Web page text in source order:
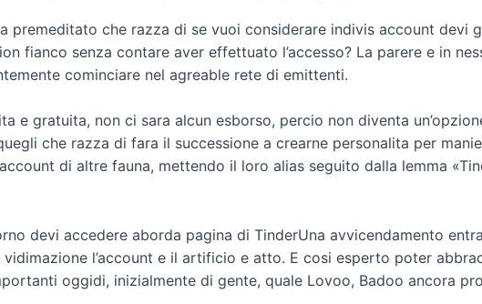
premeditato che razza di se vuoi considerare indivis account
fianco senza contare aver effettuato l’accesso? La parere e in
cominciare nel agreable rete di emittenti.
e gratuita, non ci sara alcun esborso, percio non diventa
quegli che razza di fara il successione a crearne personalita per
di altre fauna, mettendo il loro alias seguito dalla lemma
devi accedere aborda pagina di TinderUna avvicendamento
l’account e il artificio e atto. E cosi esperto poter
oggidi, inizialmente di gente, quale Lovoo, Badoo ancora